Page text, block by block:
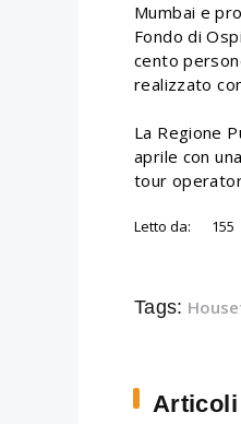
Mumbai e
Fondo di
cento
realizzato
La Regione
aprile con
tour
Letto da: 155
Tags: